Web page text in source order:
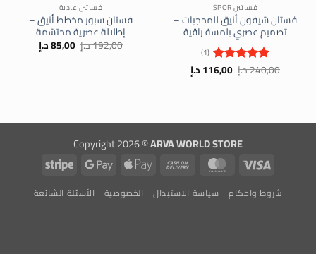
فساتين SPOR
فستان شيفون أنيق للمحجبات –
تصميم عصري بلمسة راقية
تم التقييم
من 5
(1)
240,00د.إ السعر
الأصلي
116,00د.إالحالي
فساتين عادية
فستان سبور مخطط أنيق –
إطلالة عصرية محتشمة
192,00د.إ السعر
الأصلي
85,00د.إالحالي
Copyright 2026 ©ARVA WORLD STORE
MasterCard
Cash
Delivery
Apple
Google
Stripe
شروط واحكام سياسة الاستبدال الخصوصية الأسئلة الشائعة